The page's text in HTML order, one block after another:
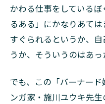
かわる仕事をしている
るある」にかなりあて
すぐられるというか、
うか、そういうのはあっ
でも、この「バーナー
ンガ家・施川ユウキ先